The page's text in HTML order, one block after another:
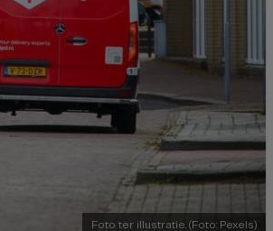
Foto ter illustratie. (Foto: Pexels)